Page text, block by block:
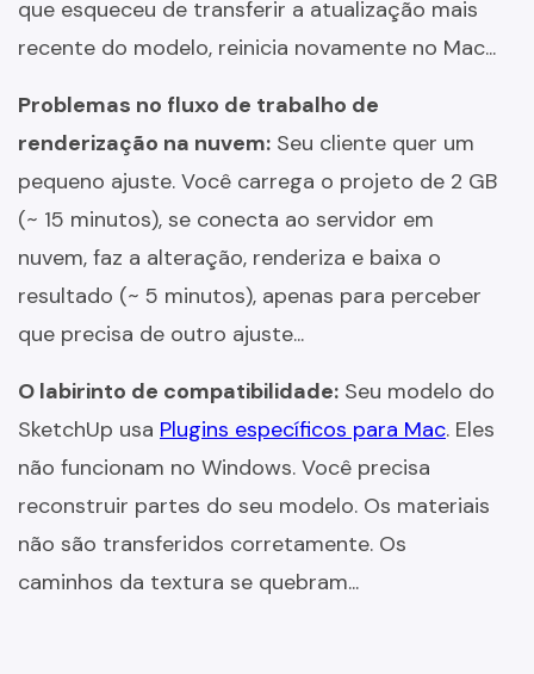
que esqueceu de transferir a atualização mais
recente do modelo, reinicia novamente no Mac...
Problemas no fluxo de trabalho de
renderização na nuvem: Seu cliente quer um
pequeno ajuste. Você carrega o projeto de 2 GB
(~ 15 minutos), se conecta ao servidor em
nuvem, faz a alteração, renderiza e baixa o
resultado (~ 5 minutos), apenas para perceber
que precisa de outro ajuste...
O labirinto de compatibilidade: Seu modelo do
SketchUp usa Plugins específicos para Mac. Eles
não funcionam no Windows. Você precisa
reconstruir partes do seu modelo. Os materiais
não são transferidos corretamente. Os
caminhos da textura se quebram...